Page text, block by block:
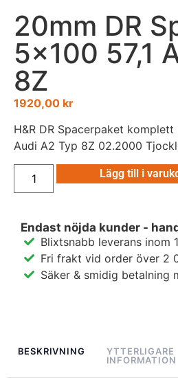
20mm DR
5×100 57,1
8Z
1920,00 kr
H&R DR Spacerpaket
Audi A2 Typ 8Z 02.2000
Lägg till i
Endast nöjda kunder -
Blixtsnabb leverans inom
Fri frakt vid order över 2
Säker & smidig betalning
BESKRIVNING
YTTERLIGARE
INFORMATION